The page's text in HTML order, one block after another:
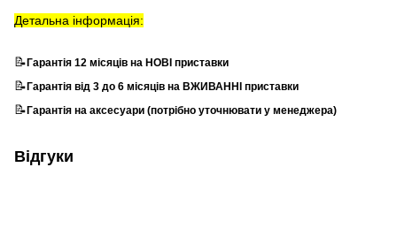
Детальна інформація:
📝Гарантія 12 місяців на НОВІ приставки
📝Гарантія від 3 до 6 місяців на ВЖИВАННІ приставки
📝Гарантія на аксесуари (потрібно уточнювати у менеджера)
Відгуки